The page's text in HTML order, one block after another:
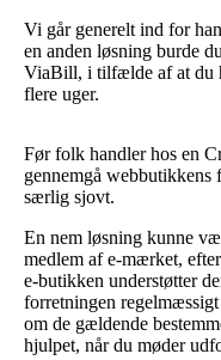
Vi går generelt ind for
en anden løsning burde
ViaBill, i tilfælde af at du
flere uger.
Før folk handler hos en
gennemgå webbutikkens
særlig sjovt.
En nem løsning kunne
medlem af e-mærket,
e-butikken understøtter
forretningen
om de gældende
hjulpet, når du møder